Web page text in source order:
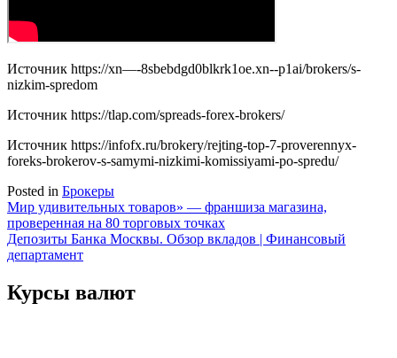
Источник https://xn—-8sbebdgd0blkrk1oe.xn--p1ai/brokers/s-
nizkim-spredom
Источник https://tlap.com/spreads-forex-brokers/
Источник https://infofx.ru/brokery/rejting-top-7-proverennyx-
foreks-brokerov-s-samymi-nizkimi-komissiyami-po-spredu/
Posted in Брокеры
Навигация
по
записям
Мир удивительных товаров» — франшиза магазина,
проверенная на 80 торговых точках
Депозиты Банка Москвы. Обзор вкладов | Финансовый
департамент
Курсы валют